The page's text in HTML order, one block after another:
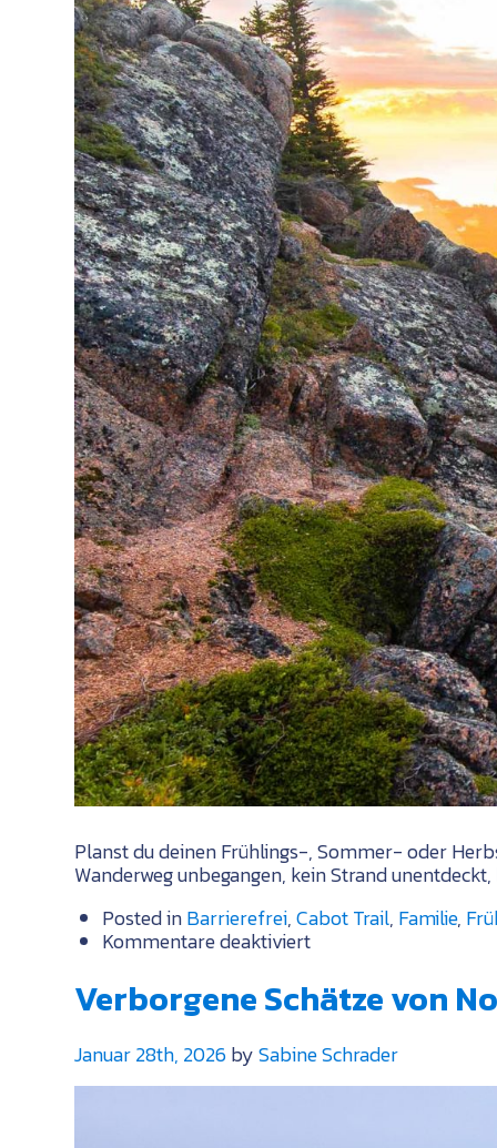
Planst du deinen Frühlings-, Sommer- oder
Wanderweg unbegangen, kein Strand
Posted inBarrierefrei,Cabot Trail, Familie,
Kommentare deaktiviertfür
was
Du
musst,
um
Verborgene Schätze von
Januar 28th, 2026 bySabine Schrader